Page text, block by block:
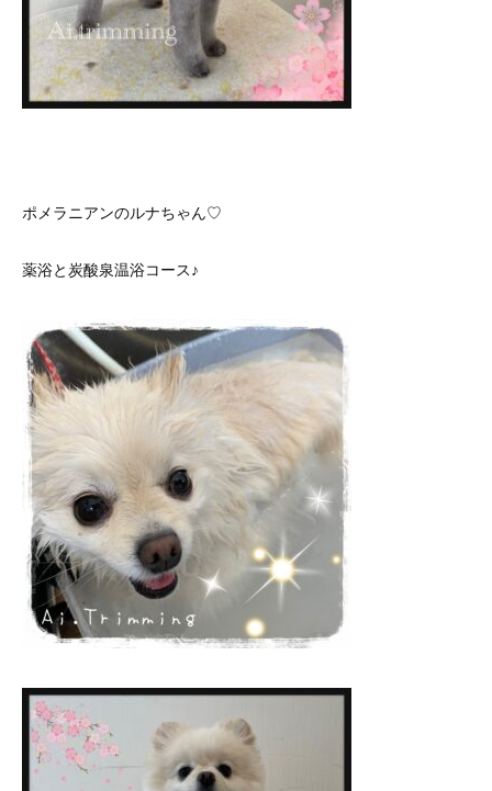
ポメラニアンのルナちゃん♡
薬浴と炭酸泉温浴コース♪